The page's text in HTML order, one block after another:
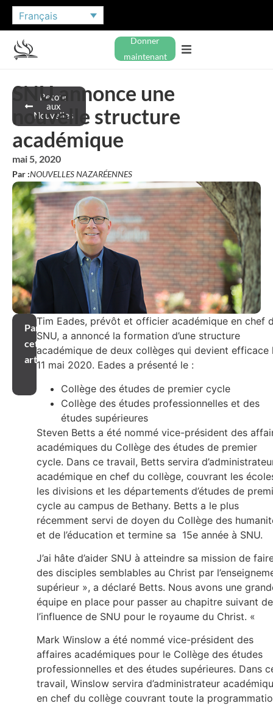
Français
Donner
maintenant
Retour
aux
Nouvelles
SNU annonce une
nouvelle structure
académique
mai 5, 2020
Par :NOUVELLES NAZARÉENNES
Partager
cet
article
Tim Eades, prévôt et officier académique en chef
SNU, a annoncé la formation d’une structure
académique de deux collèges qui devient efficace
11 mai 2020. Eades a présenté le :
Collège des études de premier cycle
Collège des études professionnelles et des
études supérieures
Steven Betts a été nommé vice-président des
académiques du Collège des études de premier
cycle. Dans ce travail, Betts servira
académique en chef du collège, couvrant les
les divisions et les départements d’études de
cycle au campus de Bethany. Betts a le plus
récemment servi de doyen du Collège des
et de l’éducation et termine sa 15e année à SNU.
J’ai hâte d’aider SNU à atteindre sa mission de
des disciples semblables au Christ par
supérieur », a déclaré Betts. Nous avons une
équipe en place pour passer au chapitre suivant de
l’influence de SNU pour le royaume du Christ. «
Mark Winslow a été nommé vice-président des
affaires académiques pour le Collège des études
professionnelles et des études supérieures. Dans
travail, Winslow servira d’administrateur
en chef du collège couvrant toute la